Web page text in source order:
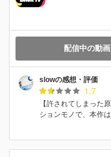
配信中の動
slowの感想・評価
1.7
【許されてしまった
ションモノで、本作